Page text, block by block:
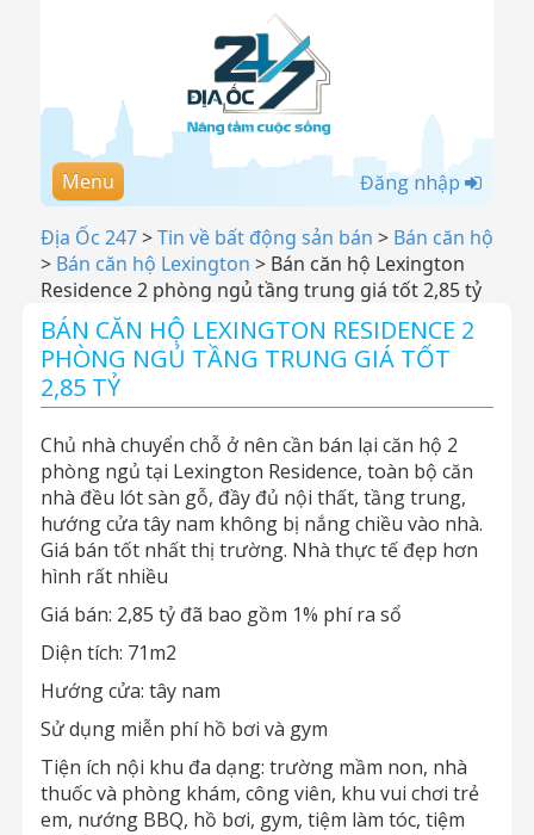
Menu Đăng nhập
Địa Ốc 247>Tin về bất động sản bán > Bán căn hộ
> Bán căn hộ Lexington > Bán căn hộ Lexington
Residence 2 phòng ngủ tầng trung giá tốt 2,85 tỷ
BÁN CĂN HỘ LEXINGTON RESIDENCE 2
PHÒNG NGỦ TẦNG TRUNG GIÁ TỐT
2,85 TỶ
Chủ nhà chuyển chỗ ở nên cần bán lại căn hộ 2
phòng ngủ tại Lexington Residence, toàn bộ căn
nhà đều lót sàn gỗ, đầy đủ nội thất, tầng trung,
hướng cửa tây nam không bị nắng chiều vào nhà.
Giá bán tốt nhất thị trường. Nhà thực tế đẹp hơn
hình rất nhiều
Giá bán: 2,85 tỷ đã bao gồm 1% phí ra sổ
Diện tích: 71m2
Hướng cửa: tây nam
Sử dụng miễn phí hồ bơi và gym
Tiện ích nội khu đa dạng: trường mầm non, nhà
thuốc và phòng khám, công viên, khu vui chơi trẻ
em, nướng BBQ, hồ bơi, gym, tiệm làm tóc, tiệm